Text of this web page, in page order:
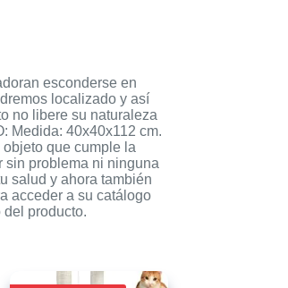
esconderse en
localizado y así
no libere su naturaleza
Medida: 40x40x112 cm.
que cumple la
sin problema ni ninguna
salud y ahora también
acceder a su catálogo
producto.